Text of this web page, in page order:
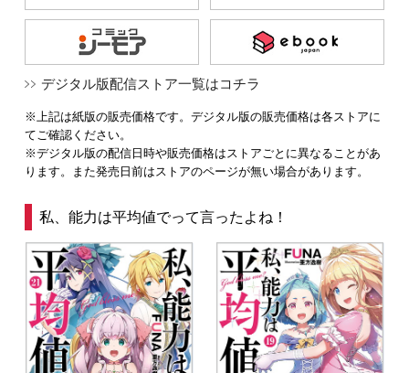
デジタル版配信ストア一覧はコチラ
※上記は紙版の販売価格です。デジタル版の販売価格は各ストアに
てご確認ください。
※デジタル版の配信日時や販売価格はストアごとに異なることがあ
ります。また発売日前はストアのページが無い場合があります。
私、能力は平均値でって言ったよね！